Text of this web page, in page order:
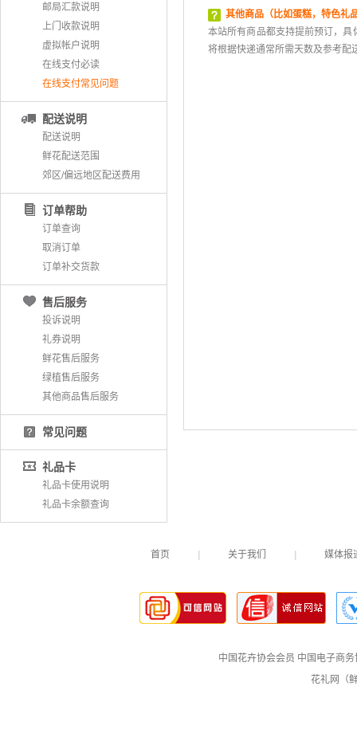
其他商品（比如蛋糕，特色礼
本站所有商品都支持提前预订，
将根据快递通常所需天数及参考配
邮局汇款说明
上门收款说明
虚拟帐户说明
在线支付必读
在线支付常见问题
配送说明
配送说明
鲜花配送范围
郊区/偏远地区配送费用
订单帮助
订单查询
取消订单
订单补交货款
售后服务
投诉说明
礼券说明
鲜花售后服务
绿植售后服务
其他商品售后服务
常见问题
礼品卡
礼品卡使用说明
礼品卡余额查询
首页 关于我们 媒体报
中国花卉协会会员 中国电子商
花礼网（